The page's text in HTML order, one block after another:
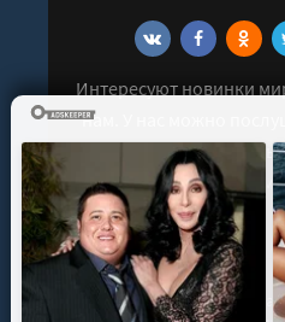
Интересуют новинки
нам. У нас можно
старые аудиокниги.
друзьями
© 2021 - 2026 kniga-